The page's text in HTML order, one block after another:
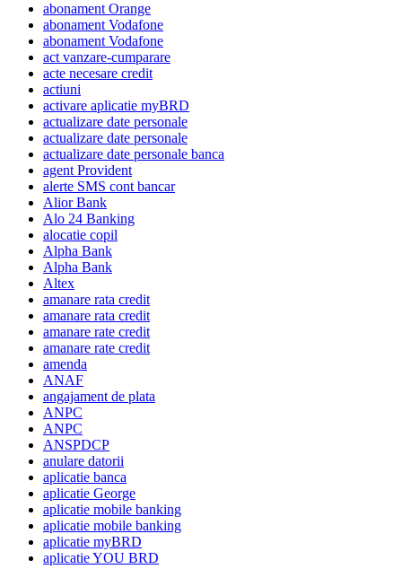
abonament Orange
abonament Vodafone
abonament Vodafone
act vanzare-cumparare
acte necesare credit
actiuni
activare aplicatie myBRD
actualizare date personale
actualizare date personale
actualizare date personale banca
agent Provident
alerte SMS cont bancar
Alior Bank
Alo 24 Banking
alocatie copil
Alpha Bank
Alpha Bank
Altex
amanare rata credit
amanare rata credit
amanare rate credit
amanare rate credit
amenda
ANAF
angajament de plata
ANPC
ANPC
ANSPDCP
anulare datorii
aplicatie banca
aplicatie George
aplicatie mobile banking
aplicatie mobile banking
aplicatie myBRD
aplicatie YOU BRD